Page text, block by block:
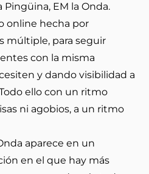
EM la Onda.
online hecha por
múltiple, para seguir
con la misma
y dando visibilidad a
ello con un ritmo
ni agobios, a un ritmo
aparece en un
en el que hay más